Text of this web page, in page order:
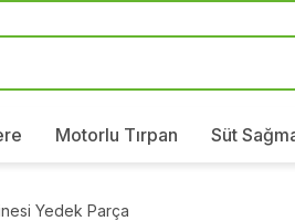
Motorlu Tırpan Süt
Yedek Parça